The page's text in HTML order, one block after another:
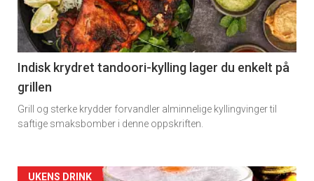
Indisk krydret tandoori-kylling lager du enkelt på
grillen
Grill og sterke krydder forvandler alminnelige kyllingvinger til
saftige smaksbomber i denne oppskriften.
UKENS DRINK